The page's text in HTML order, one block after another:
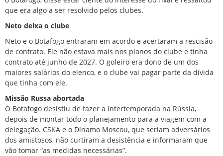
que era algo a ser resolvido pelos clubes.
Neto deixa o clube
Neto e o Botafogo entraram em acordo e acertaram a rescisão
de contrato. Ele não estava mais nos planos do clube e tinha
contrato até junho de 2027. O goleiro era dono de um dos
maiores salários do elenco, e o clube vai pagar parte da dívida
que tinha com ele.
Missão Russa abortada
O Botafogo desistiu de fazer a intertemporada na Rússia,
depois de montar todo o planejamento para a viagem com a
delegação. CSKA e o Dínamo Moscou, que seriam adversários
dos amistosos, não curtiram a desistência e informaram que
vão tomar “as medidas necessárias”.